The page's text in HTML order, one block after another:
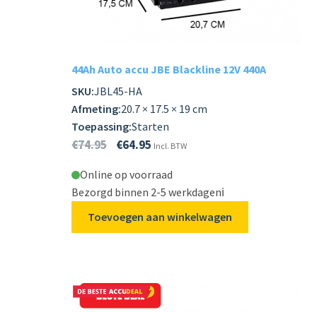
44Ah Auto accu JBE Blackline 12V 440A
SKU:JBL45-HA
Afmeting:20.7 × 17.5 × 19 cm
Toepassing:Starten
€74.95 €64.95 Incl. BTW
Online op voorraad
Bezorgd binnen 2-5 werkdagenℹ️
Toevoegen aan winkelwagen